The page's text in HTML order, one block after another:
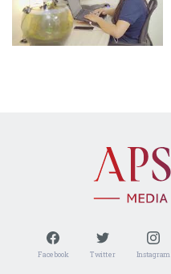
Facebook Twitter Instagram